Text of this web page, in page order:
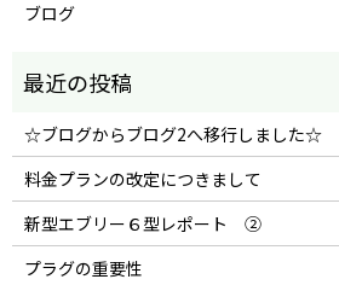
ブログ
☆ブログからブログ2へ移行しました☆
料金プランの改定につきまして
新型エブリー６型レポート ②
プラグの重要性